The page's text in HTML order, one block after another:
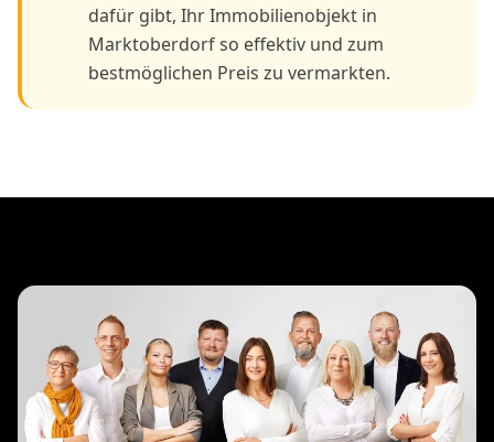
dafür gibt, Ihr Immobilienobjekt in
Marktoberdorf so effektiv und zum
bestmöglichen Preis zu vermarkten.